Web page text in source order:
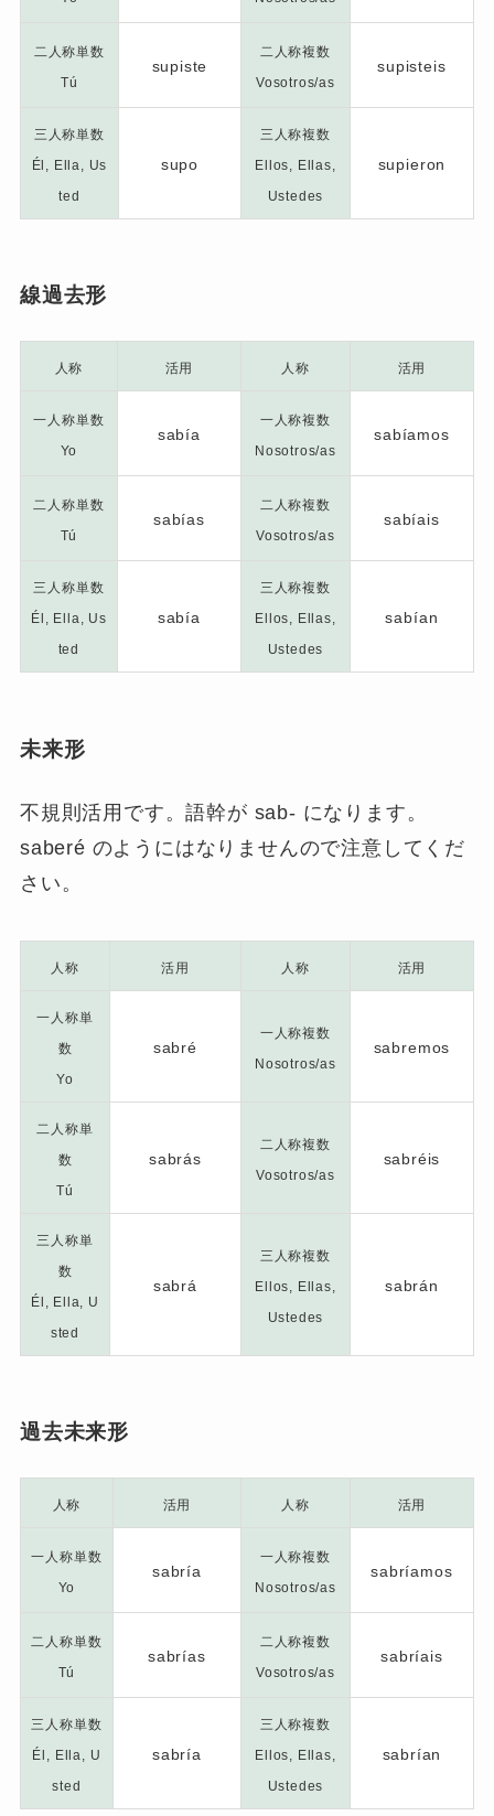
二人称単数
Tú
supiste
二人称複数
Vosotros/as
supisteis
三人称単数
Él, Ella, Us
ted
supo
三人称複数
Ellos, Ellas,
Ustedes
supieron
線過去形
人称 活用 人称 活用
一人称単数
Yo
sabía
一人称複数
Nosotros/as
sabíamos
二人称単数
Tú
sabías
二人称複数
Vosotros/as
sabíais
三人称単数
Él, Ella, Us
ted
sabía
三人称複数
Ellos, Ellas,
Ustedes
sabían
未来形
不規則活用です。語幹が sab- になります。
saberé のようにはなりませんので注意してくだ
さい。
人称 活用 人称 活用
一人称単
数
Yo
sabré
一人称複数
Nosotros/as
sabremos
二人称単
数
Tú
sabrás
二人称複数
Vosotros/as
sabréis
三人称単
数
Él, Ella, U
sted
sabrá
三人称複数
Ellos, Ellas,
Ustedes
sabrán
過去未来形
人称 活用 人称 活用
一人称単数
Yo
sabría
一人称複数
Nosotros/as
sabríamos
二人称単数
Tú
sabrías
二人称複数
Vosotros/as
sabríais
三人称単数
Él, Ella, U
sted
sabría
三人称複数
Ellos, Ellas,
Ustedes
sabrían